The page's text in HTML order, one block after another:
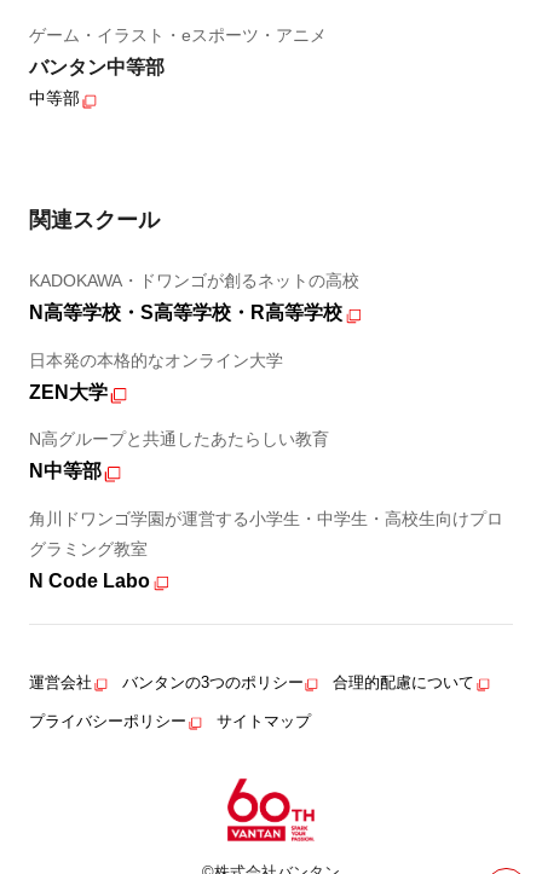
ゲーム・イラスト・eスポーツ・アニメ
バンタン中等部
中等部
関連スクール
KADOKAWA・ドワンゴが創るネットの高校
N高等学校・S高等学校・R高等学校
日本発の本格的なオンライン大学
ZEN大学
N高グループと共通したあたらしい教育
N中等部
角川ドワンゴ学園が運営する小学生・中学生・高校生向けプロ
グラミング教室
N Code Labo
運営会社 バンタンの3つのポリシー 合理的配慮について
プライバシーポリシー サイトマップ